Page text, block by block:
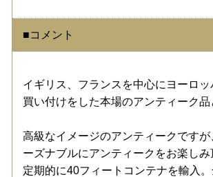
■コメント
イギリス、フランスを中心にヨーロ
買い付けをした本場のアンティーク品
高級なイメージのアンティークですが
ーズナブルにアンティークをお楽しみ
定期的に40フィートコンテナを輸入